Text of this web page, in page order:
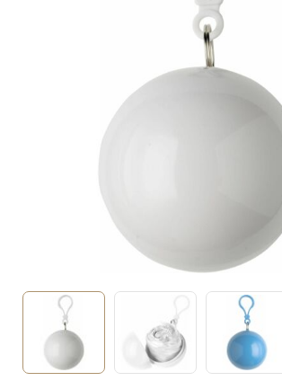
Voetbal, EK en WK
Voor de bouw
Zomerpakketten